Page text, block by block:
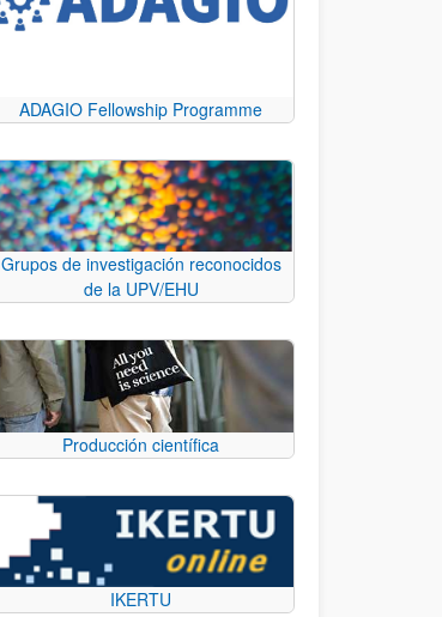
ADAGIO Fellowship Programme
Grupos de investigación reconocidos
de la UPV/EHU
Producción científica
IKERTU